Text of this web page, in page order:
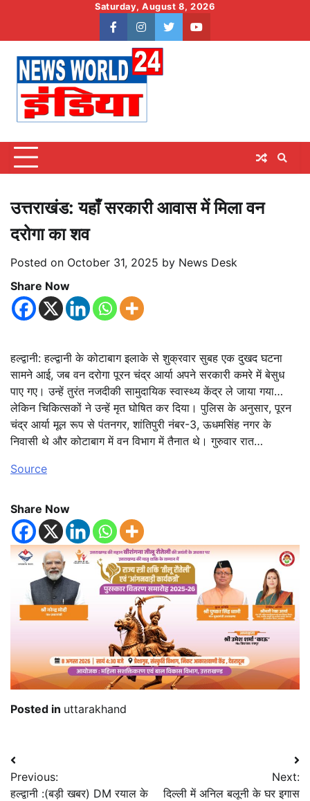
content
Saturday, August 8, 2026
facebookinstagram
twitteryoutube
उत्तराखंड: यहाँ सरकारी आवास में मिला वन
दरोगा का शव
Posted on October 31, 2025 by News Desk
Share Now
हल्द्वानी: हल्द्वानी के कोटाबाग इलाके से शुक्रवार सुबह एक दुखद घटना
सामने आई, जब वन दरोगा पूरन चंद्र आर्या अपने सरकारी कमरे में बेसुध
पाए गए। उन्हें तुरंत नजदीकी सामुदायिक स्वास्थ्य केंद्र ले जाया गया…
लेकिन चिकित्सकों ने उन्हें मृत घोषित कर दिया। पुलिस के अनुसार, पूरन
चंद्र आर्या मूल रूप से पंतनगर, शांतिपुरी नंबर-3, ऊधमसिंह नगर के
निवासी थे और कोटाबाग में वन विभाग में तैनात थे। गुरुवार रात…
Source
Share Now
Posted in uttarakhand
Post
navigation
Previous:
हल्द्वानी :(बड़ी खबर) DM रयाल के
Next:
दिल्ली में अनिल बलूनी के घर इगास